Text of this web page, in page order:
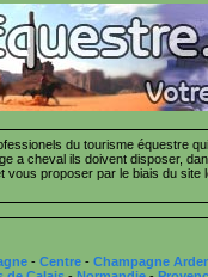
du tourisme équestre
a cheval ils doivent disposer,
proposer par le biais du
- Centre - Champagne